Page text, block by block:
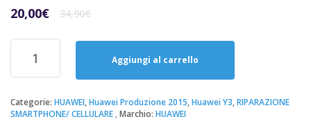
34,90€Il
originale
34,90€.
20,00€
Il
attuale
20,00€.
Riparazione
Sostituzione
Batteria
Y3
quantità
Aggiungi al carrello
Categorie: HUAWEI,Huawei Produzione 2015,Huawei Y3,RIPARAZIONE
SMARTPHONE/ CELLULARE Marchio: HUAWEI